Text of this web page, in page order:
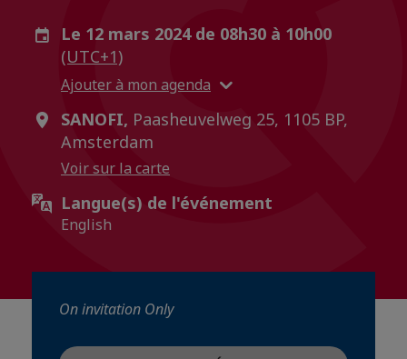
Le 12 mars 2024 de 08h30 à 10h00
(UTC+1)
Ajouter à mon agenda
SANOFI, Paasheuvelweg 25, 1105 BP,
Amsterdam
Voir sur la carte
Langue(s) de l'événement
English
On invitation Only